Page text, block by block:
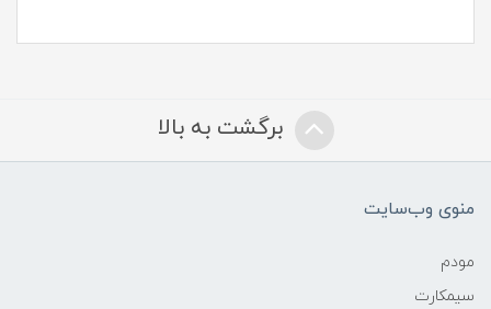
برگشت به بالا
منوی وب‌سایت
مودم
سیمکارت